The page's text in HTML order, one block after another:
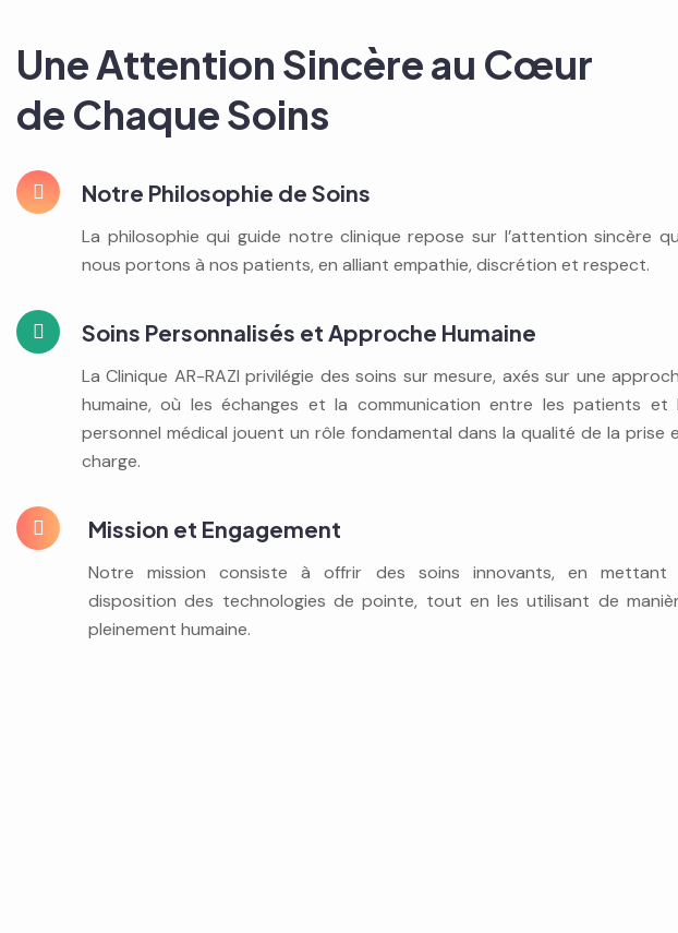
Une Attention Sincère au Cœur
de Chaque Soins
Notre Philosophie de Soins
La philosophie qui guide notre clinique repose sur l’attention sincère
nous portons à nos patients, en alliant empathie, discrétion et respect.
Soins Personnalisés et Approche Humaine
La Clinique AR-RAZI privilégie des soins sur mesure, axés sur une
humaine, où les échanges et la communication entre les patients et
personnel médical jouent un rôle fondamental dans la qualité de la prise
charge.
Mission et Engagement
Notre mission consiste à offrir des soins innovants, en mettant
disposition des technologies de pointe, tout en les utilisant de
pleinement humaine.